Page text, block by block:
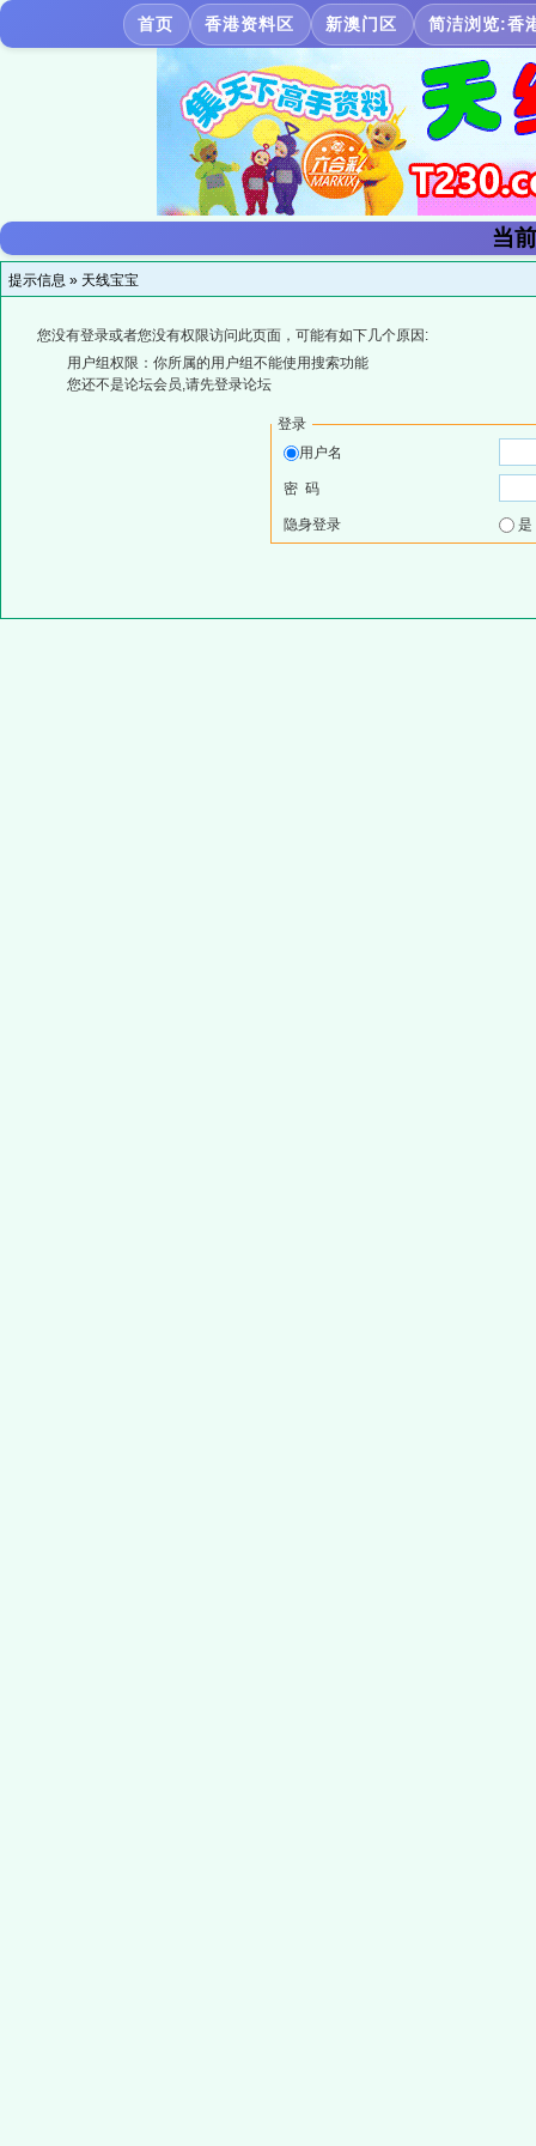
首页 香港资料区 新澳门区 简洁浏览:香
当
提示信息 » 天线宝宝
您没有登录或者您没有权限访问此页面，可能有如下几个原因:
用户组权限：你所属的用户组不能使用搜索功能
您还不是论坛会员,请先登录论坛
登录
用户名
密 码
隐身登录